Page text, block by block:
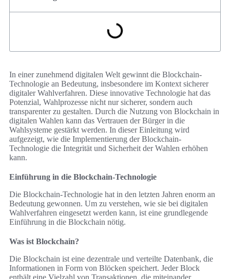
In einer zunehmend digitalen Welt gewinnt die Blockchain-
Technologie an Bedeutung, insbesondere im Kontext sicherer
digitaler Wahlverfahren. Diese innovative Technologie hat das
Potenzial, Wahlprozesse nicht nur sicherer, sondern auch
transparenter zu gestalten. Durch die Nutzung von Blockchain in
digitalen Wahlen kann das Vertrauen der Bürger in die
Wahlsysteme gestärkt werden. In dieser Einleitung wird
aufgezeigt, wie die Implementierung der Blockchain-
Technologie die Integrität und Sicherheit der Wahlen erhöhen
kann.
Einführung in die Blockchain-Technologie
Die Blockchain-Technologie hat in den letzten Jahren enorm an
Bedeutung gewonnen. Um zu verstehen, wie sie bei digitalen
Wahlverfahren eingesetzt werden kann, ist eine grundlegende
Einführung in die Blockchain nötig.
Was ist Blockchain?
Die Blockchain ist eine dezentrale und verteilte Datenbank, die
Informationen in Form von Blöcken speichert. Jeder Block